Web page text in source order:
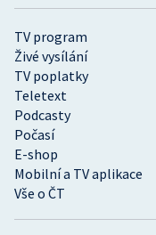
TV program
Živé vysílání
TV poplatky
Teletext
Podcasty
Počasí
E-shop
Mobilní a TV aplikace
Vše o ČT